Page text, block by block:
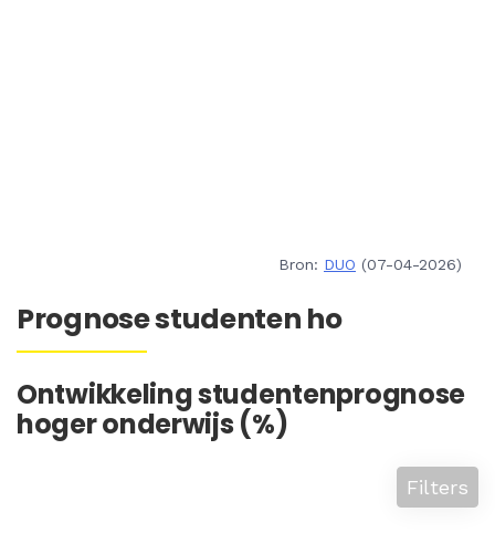
Bron: DUO (07-04-2026)
Prognose studenten ho
Ontwikkeling studentenprognose
hoger onderwijs (%)
Filters